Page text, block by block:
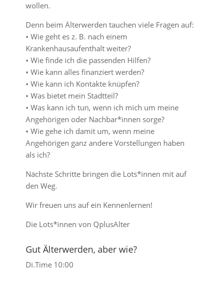
wollen.
Denn beim Älterwerden tauchen viele Fragen auf:
• Wie geht es z. B. nach einem
Krankenhausaufenthalt weiter?
• Wie finde ich die passenden Hilfen?
• Wie kann alles finanziert werden?
• Wie kann ich Kontakte knüpfen?
• Was bietet mein Stadtteil?
• Was kann ich tun, wenn ich mich um meine
Angehörigen oder Nachbar*innen sorge?
• Wie gehe ich damit um, wenn meine
Angehörigen ganz andere Vorstellungen haben
als ich?
Nächste Schritte bringen die Lots*innen mit auf
den Weg.
Wir freuen uns auf ein Kennenlernen!
Die Lots*innen von QplusAlter
Gut Älterwerden, aber wie?
Di.Time 10:00